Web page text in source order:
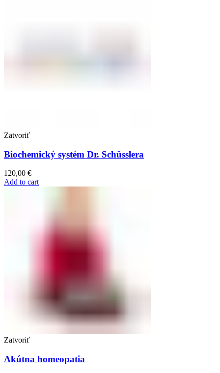
Zatvoriť
Biochemický systém Dr. Schüsslera
120,00 €
Add to cart
Zatvoriť
Akútna homeopatia